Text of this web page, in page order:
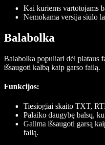
Kai kuriems vartotojams
Nemokama versija siūlo
Balabolka
Balabolka populiari dėl plataus
išsaugoti kalbą kaip garso failą.
Funkcijos:
Tiesiogiai skaito TXT,
Palaiko daugybę balsų,
Galima išsaugoti garsą
failą.